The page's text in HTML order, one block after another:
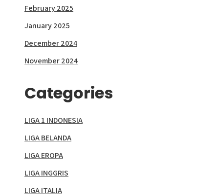
February 2025
January 2025
December 2024
November 2024
Categories
LIGA 1 INDONESIA
LIGA BELANDA
LIGA EROPA
LIGA INGGRIS
LIGA ITALIA